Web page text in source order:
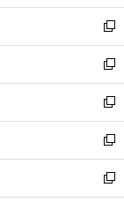
ウ
で
開
く
ン
ド
ウ
で
開
く
新
し
い
ウ
ィ
ン
ド
ウ
で
開
新
し
い
ウ
ィ
ン
ド
ウ
新
し
い
ウ
ィ
ン
新
し
い
ウ
新
し